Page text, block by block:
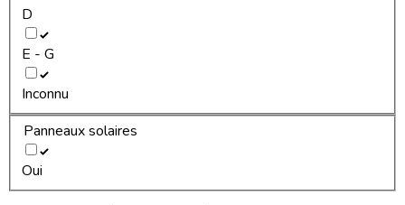
D
E - G
Inconnu
Panneaux solaires
Oui